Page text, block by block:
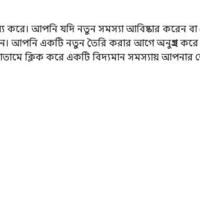
আপনি যদি নতুন সমস্যা আবিষ্কার করেন
আপনি একটি নতুন তৈরি করার আগে অনুগ্রহ
ক্লিক করে একটি বিদ্যমান সমস্যায় আপনার